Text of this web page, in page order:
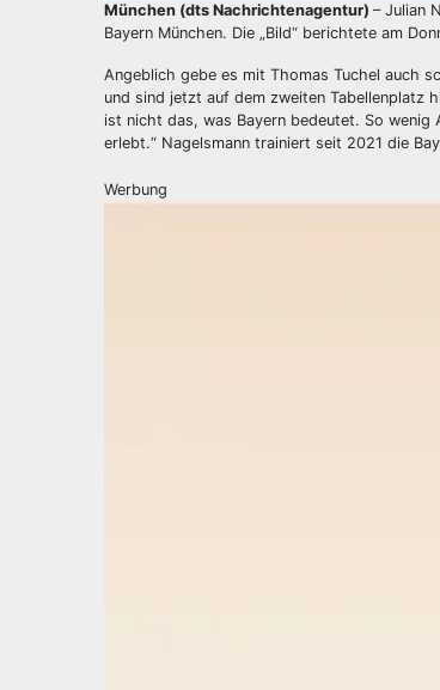
München (dts Nachrichtenagentur) – Julian
Bayern München. Die „Bild“ berichtete am
Angeblich gebe es mit Thomas Tuchel auch
und sind jetzt auf dem zweiten Tabellenplatz
ist nicht das, was Bayern bedeutet. So
erlebt.“ Nagelsmann trainiert seit 2021 die
Werbung